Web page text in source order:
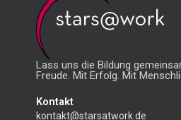
Lass uns die Bildung
Freude. Mit Erfolg. Mit
Kontakt
kontakt@starsatwork.de